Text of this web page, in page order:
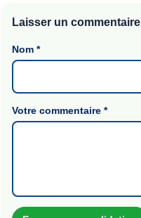
Laisser un commentaire
Nom*
Votre commentaire*